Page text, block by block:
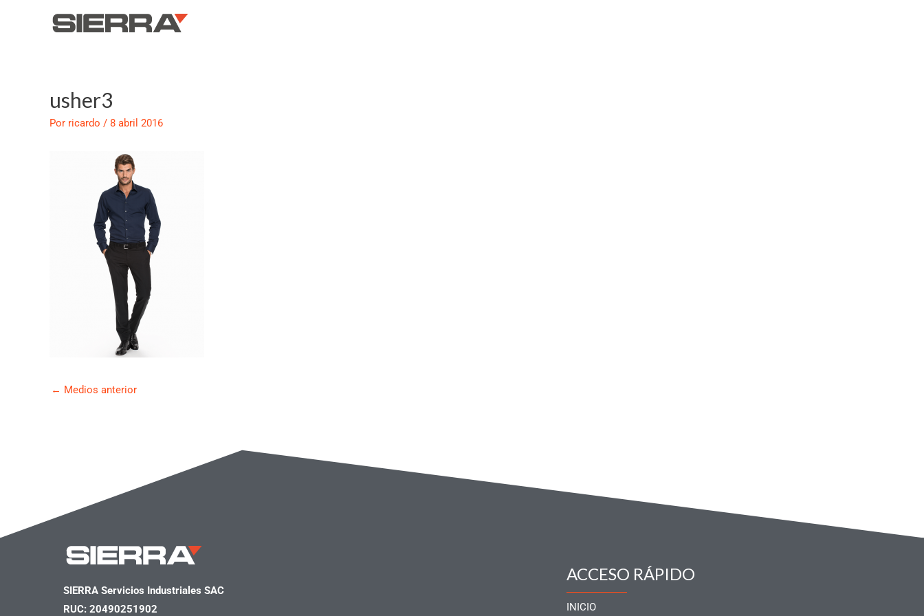
usher3
Por ricardo / 8 abril 2016
Navegación
← Medios anterior
SIERRA Servicios Industriales SAC
RUC: 20490251902
ACCESO RÁPIDO
INICIO